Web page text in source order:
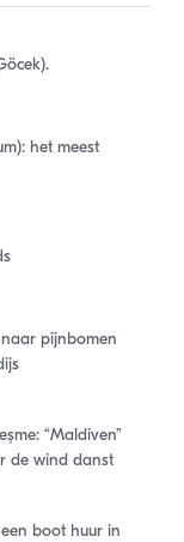
het meest
pijnbomen
“Maldiven”
de wind danst
boot huur in